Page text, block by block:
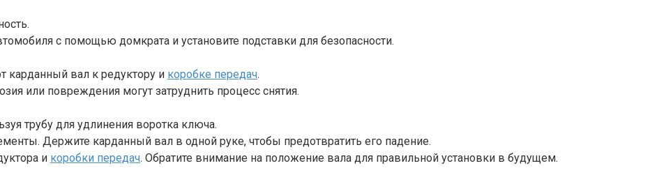
с помощью домкрата и установите подставки для безопасности.
карданный вал к редуктору и коробке передач.
или повреждения могут затруднить процесс снятия.
трубу для удлинения воротка ключа.
Держите карданный вал в одной руке, чтобы предотвратить его падение.
и коробки передач. Обратите внимание на положение вала для правильной установки в будущем.